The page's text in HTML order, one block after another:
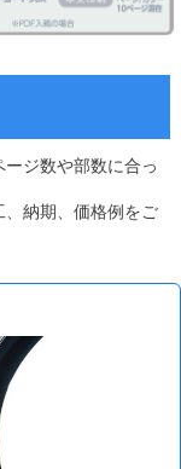
ジ数や部数に合っ
納期、価格例をご